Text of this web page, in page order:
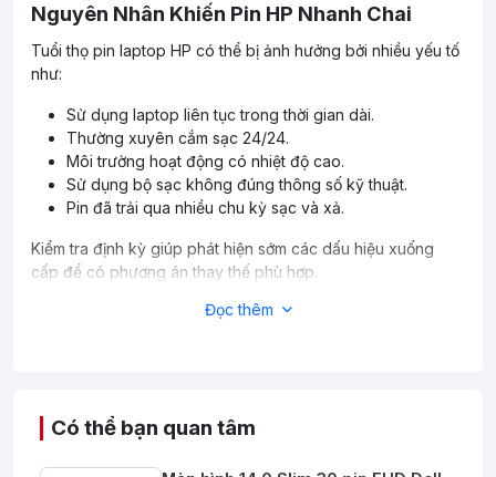
Nguyên Nhân Khiến Pin HP Nhanh Chai
Tuổi thọ pin laptop HP có thể bị ảnh hưởng bởi nhiều yếu tố
như:
Sử dụng laptop liên tục trong thời gian dài.
Thường xuyên cắm sạc 24/24.
Môi trường hoạt động có nhiệt độ cao.
Sử dụng bộ sạc không đúng thông số kỹ thuật.
Pin đã trải qua nhiều chu kỳ sạc và xả.
Kiểm tra định kỳ giúp phát hiện sớm các dấu hiệu xuống
cấp để có phương án thay thế phù hợp.
Dấu Hiệu Cần Thay Pin Laptop HP
Pin tụt nhanh dù sử dụng ít tác vụ.
Máy báo pin yếu bất thường.
Không thể sạc đầy pin.
Đọc thêm
Có thể bạn quan tâm